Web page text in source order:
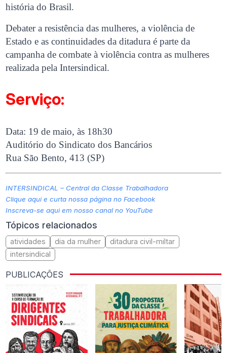
história do Brasil.
Debater a resistência das mulheres, a violência de
Estado e as continuidades da ditadura é parte da
campanha de combate à violência contra as mulheres
realizada pela Intersindical.
Serviço:
Data: 19 de maio, às 18h30
Auditório do Sindicato dos Bancários
Rua São Bento, 413 (SP)
INTERSINDICAL – Central da Classe Trabalhadora
Clique aqui e curta nossa página no Facebook
Inscreva-se aqui em nosso canal no YouTube
Tópicos relacionados
atividades dia da mulher
ditadura civil-miltar
intersindical
PUBLICAÇÕES